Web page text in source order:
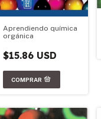
Aprendiendo química
orgánica
$15.86 USD